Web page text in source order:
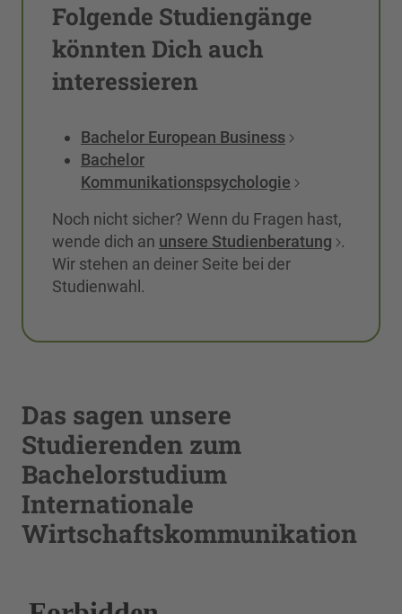
Folgende Studiengänge
könnten Dich auch
interessieren
Bachelor European Business
Bachelor
Kommunikationspsychologie
Noch nicht sicher? Wenn du Fragen hast,
wende dich an unsere Studienberatung .
Wir stehen an deiner Seite bei der
Studienwahl.
Das sagen unsere
Studierenden zum
Bachelorstudium
Internationale
Wirtschaftskommunikation